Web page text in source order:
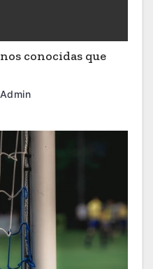
conocidas que